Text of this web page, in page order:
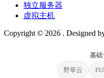
独立服务器
虚拟主机
Copyright © 2026 . Designed
基
野草云